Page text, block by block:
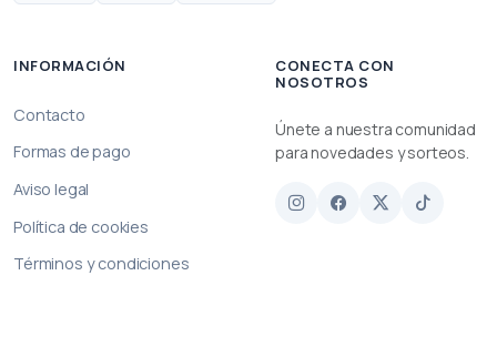
INFORMACIÓN
Contacto
Formas de pago
Aviso legal
Política de cookies
Términos y condiciones
CONECTA CON
NOSOTROS
Únete a nuestra comunidad
para novedades y sorteos.